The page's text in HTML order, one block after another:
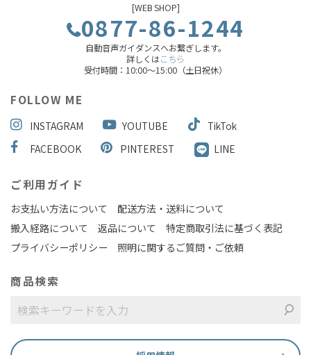
[WEB SHOP]
0877-86-1244
自動音声ガイダンスへお繋ぎします。
詳しくはこちら
受付時間：10:00～15:00（土日祝休）
FOLLOW ME
INSTAGRAM YOUTUBE
TikTok
FACEBOOK
PINTEREST LINE
ご利用ガイド
お支払い方法について
配送方法・送料について
搬入経路について
返品について
特定商取引法に基づく表記
プライバシーポリシー
照明に関するご質問・ご依頼
商品検索